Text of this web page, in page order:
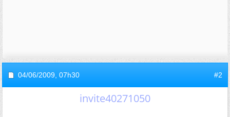
04/06/2009, 07h30 #2
invite40271050